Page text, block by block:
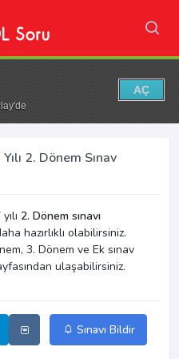
AÇ
2. Dönem Sınav
2. Dönem sınavı
hazırlıklı olabilirsiniz.
3. Dönem ve Ek sınav
ulaşabilirsiniz.
Sınavı Bildir